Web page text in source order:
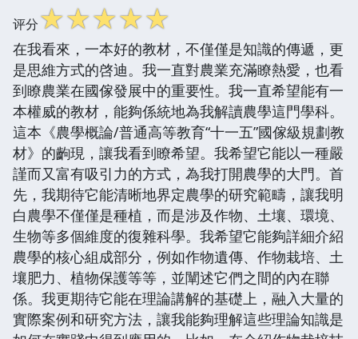
评分☆☆☆☆☆
在我看來，一本好的教材，不僅僅是知識的傳遞，更
是思維方式的啓迪。我一直對農業充滿瞭熱愛，也看
到瞭農業在國傢發展中的重要性。我一直希望能有一
本權威的教材，能夠係統地為我解讀農學這門學科。
這本《農學概論/普通高等教育“十一五”國傢級規劃教
材》的齣現，讓我看到瞭希望。我希望它能以一種嚴
謹而又富有吸引力的方式，為我打開農學的大門。首
先，我期待它能清晰地界定農學的研究範疇，讓我明
白農學不僅僅是種植，而是涉及作物、土壤、環境、
生物等多個維度的復雜科學。我希望它能夠詳細介紹
農學的核心組成部分，例如作物遺傳、作物栽培、土
壤肥力、植物保護等等，並闡述它們之間的內在聯
係。我更期待它能在理論講解的基礎上，融入大量的
實際案例和研究方法，讓我能夠理解這些理論知識是